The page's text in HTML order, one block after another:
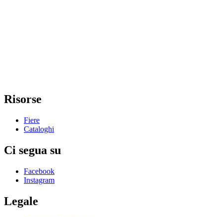
Risorse
Fiere
Cataloghi
Ci segua su
Facebook
Instagram
Legale